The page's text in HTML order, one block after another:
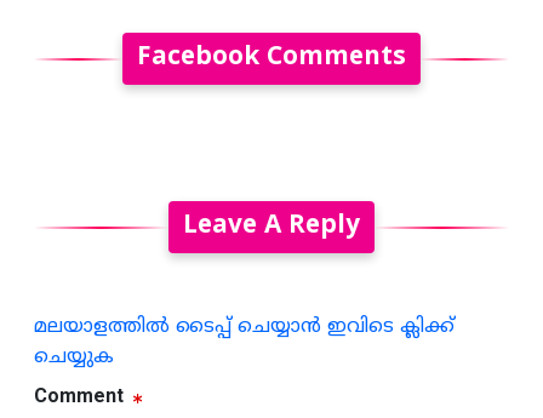
Facebook Comments
Leave A Reply
മലയാളത്തില്‍ ടൈപ്പ് ചെയ്യാന്‍ ഇവിടെ ക്ലിക്ക്
ചെയ്യുക
Comment